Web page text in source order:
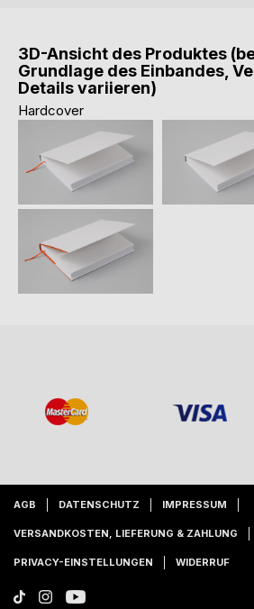
3D-Ansicht des Produktes
Grundlage des Einbandes,
Details variieren)
Hardcover
AGB DATENSCHUTZ IMPRESSUM
VERSANDKOSTEN, LIEFERUNG & ZAHLUNG
PRIVACY-EINSTELLUNGEN WIDERRUF